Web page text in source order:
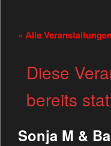
« Alle
Diese
bereits
Sonja M &